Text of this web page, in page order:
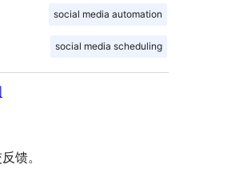
social media automation
social media scheduling
馈。